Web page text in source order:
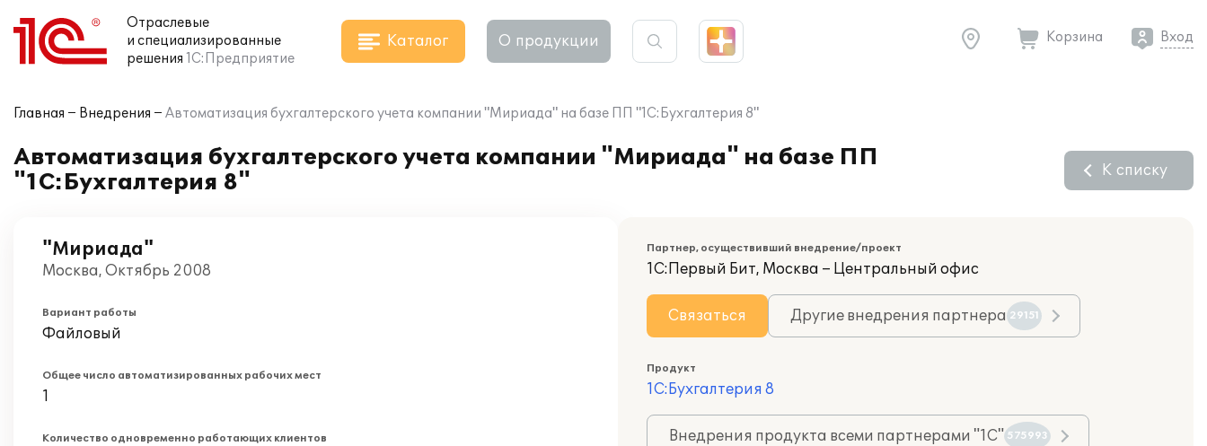
Отраслевые
и специализированные
решения 1С:Предприятие
Каталог О продукции Корзина Вход
Главная Внедрения Автоматизация бухгалтерского учета компании "Мириада" на базе ПП "1С:Бухгалтерия 8"
Автоматизация бухгалтерского учета компании "Мириада" на базе ПП
"1С:Бухгалтерия 8"
К списку
"Мириада"
Москва, Октябрь 2008
Вариант работы
Файловый
Общее число автоматизированных рабочих мест
1
Количество одновременно работающих клиентов
Партнер, осуществивший внедрение/проект
1С:Первый Бит, Москва – Центральный офис
Связаться Другие внедрения партнера 29151
Продукт
1С:Бухгалтерия 8
Внедрения продукта всеми партнерами "1С" 575993